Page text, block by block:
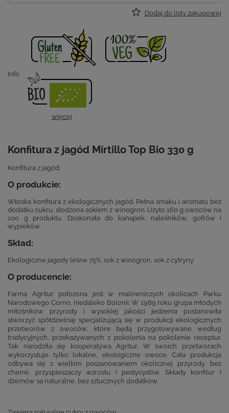
Dodaj do listy zakupowej
Info
więcej
Konfitura z jagód Mirtillo Top Bio 330 g
Konfitura z jagód
O produkcie:
Włoska konfitura z ekologicznych jagód. Pełna smaku i aromatu bez
dodatku cukru, słodzona sokiem z winogron. Użyto 160 g owoców na
100 g produktu. Doskonała do kanapek, naleśników, gofrów i
wypieków.
Skład:
Ekologiczne jagody leśne 75%, sok z winogron, sok z cytryny
O producencie:
Farma Agritur położona jest w malowniczych okolicach Parku
Narodowego Corno, niedaleko Bolonii. W 1989 roku grupa młodych
miłośników przyrody i wysokiej jakości jedzenia postanowiła
stworzyć spółdzielnię specjalizującą się w produkcji ekologicznych
przetworów z owoców, które będą przygotowywane według
tradycyjnych, przekazywanych z pokolenia na pokolenie receptur.
Tak narodziła się kooperatywa Agritur. W swoich przetworach
wykorzystuje tylko lokalne, ekologiczne owoce. Cała produkcja
odbywa się z wielkim poszanowaniem okolicznej przyrody, bez
chemii, przyspieszaczy wzrostu i pestycydów. Składy konfitur i
dżemów są naturalne, bez sztucznych dodatków.